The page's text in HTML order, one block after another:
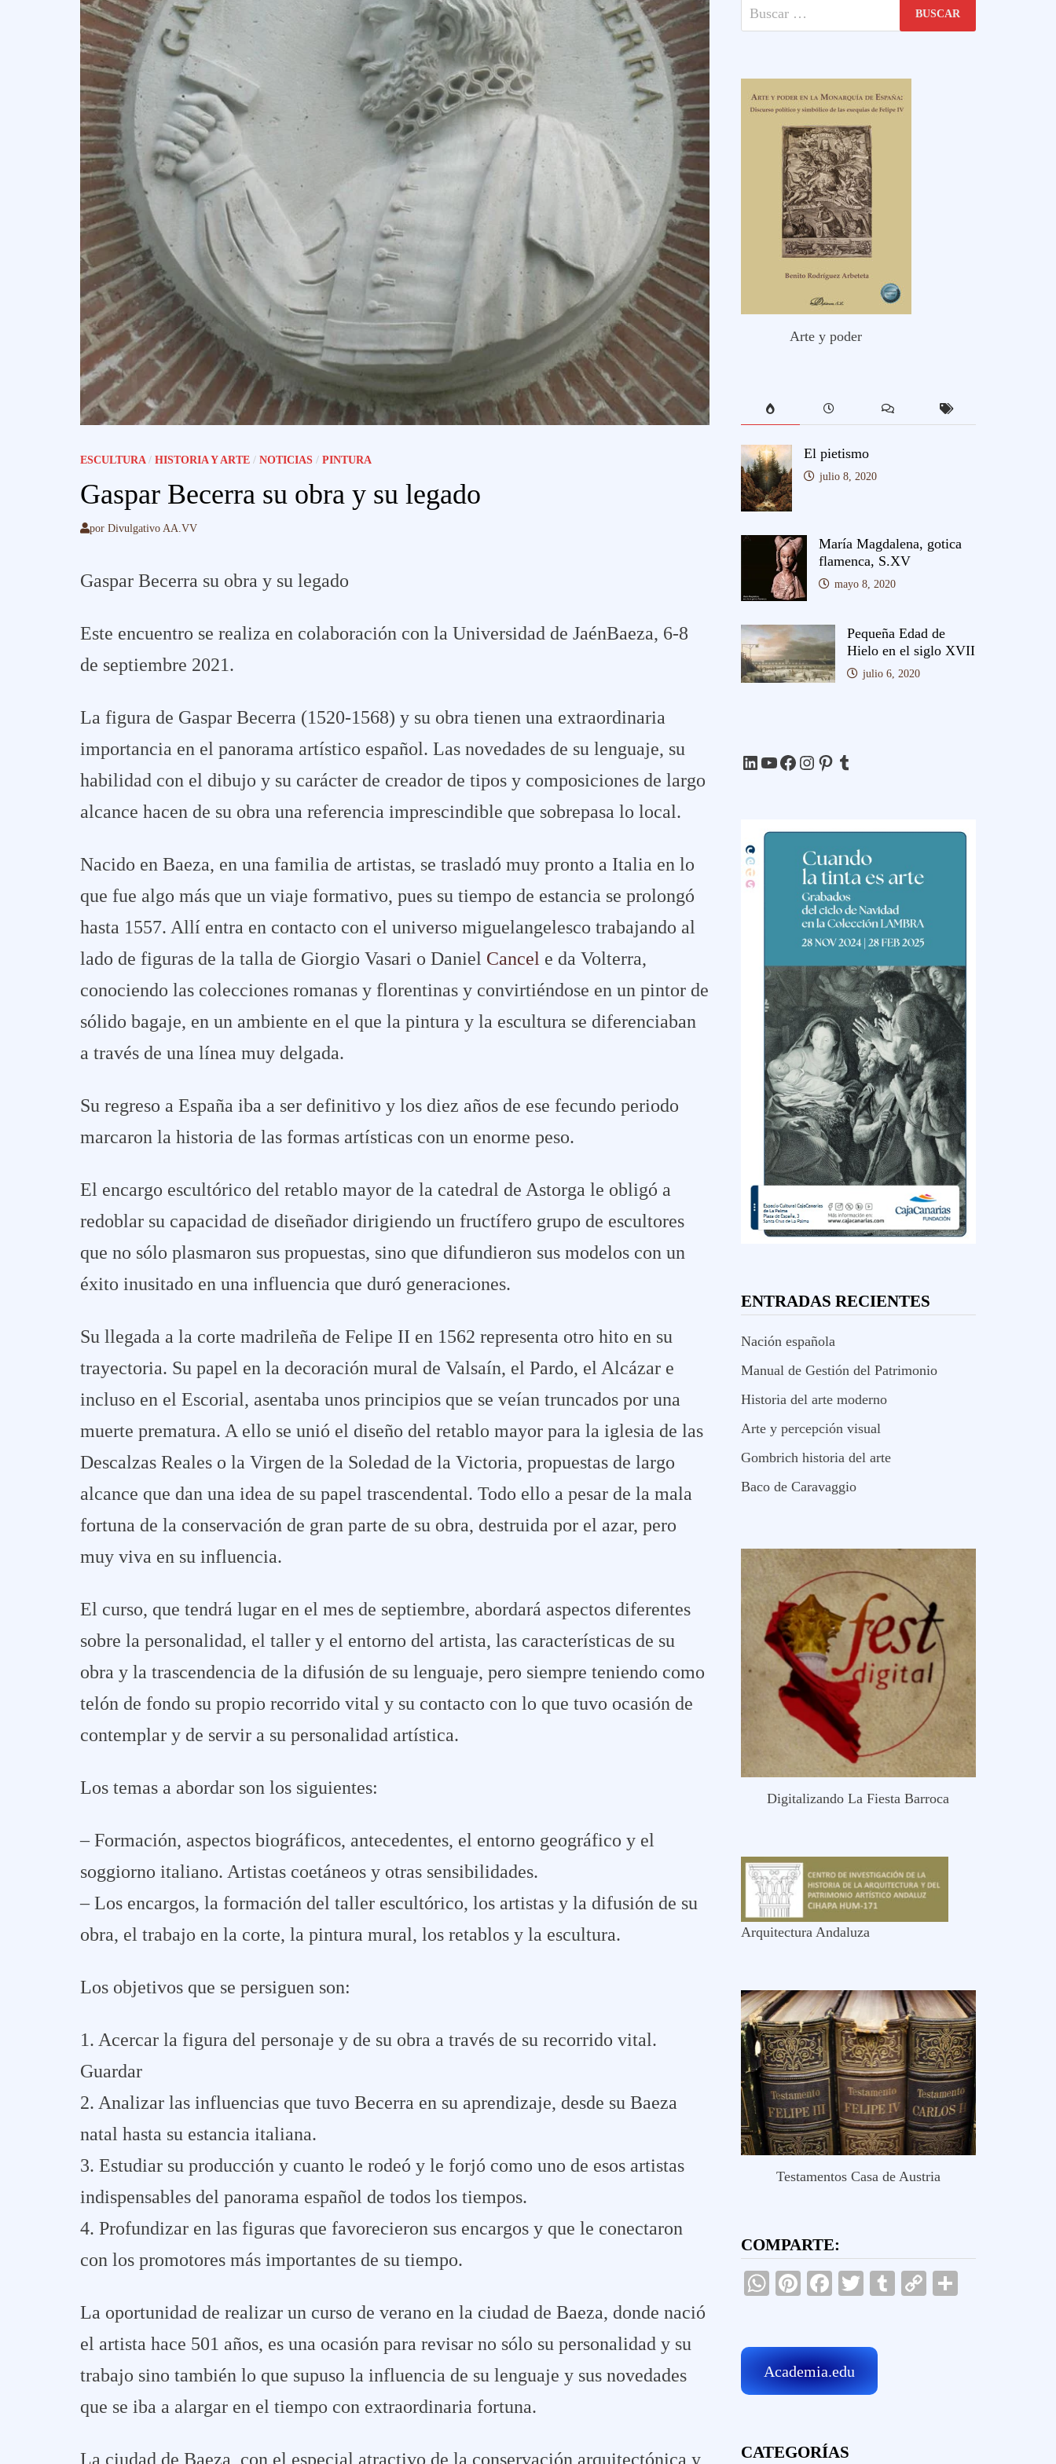
ESCULTURA / HISTORIA Y ARTE / NOTICIAS / PINTURA
Gaspar Becerra su obra y su legado
por Divulgativo AA.VV
Gaspar Becerra su obra y su legado
Este encuentro se realiza en colaboración con la Universidad de JaénBaeza, 6-8
de septiembre 2021.
La figura de Gaspar Becerra (1520-1568) y su obra tienen una extraordinaria
importancia en el panorama artístico español. Las novedades de su lenguaje, su
habilidad con el dibujo y su carácter de creador de tipos y composiciones de largo
alcance hacen de su obra una referencia imprescindible que sobrepasa lo local.
Nacido en Baeza, en una familia de artistas, se trasladó muy pronto a Italia en lo
que fue algo más que un viaje formativo, pues su tiempo de estancia se prolongó
hasta 1557. Allí entra en contacto con el universo miguelangelesco trabajando al
lado de figuras de la talla de Giorgio Vasari o Daniel Cancel e da Volterra,
conociendo las colecciones romanas y florentinas y convirtiéndose en un pintor de
sólido bagaje, en un ambiente en el que la pintura y la escultura se diferenciaban
a través de una línea muy delgada.
Su regreso a España iba a ser definitivo y los diez años de ese fecundo periodo
marcaron la historia de las formas artísticas con un enorme peso.
El encargo escultórico del retablo mayor de la catedral de Astorga le obligó a
redoblar su capacidad de diseñador dirigiendo un fructífero grupo de escultores
que no sólo plasmaron sus propuestas, sino que difundieron sus modelos con un
éxito inusitado en una influencia que duró generaciones.
Su llegada a la corte madrileña de Felipe II en 1562 representa otro hito en su
trayectoria. Su papel en la decoración mural de Valsaín, el Pardo, el Alcázar e
incluso en el Escorial, asentaba unos principios que se veían truncados por una
muerte prematura. A ello se unió el diseño del retablo mayor para la iglesia de las
Descalzas Reales o la Virgen de la Soledad de la Victoria, propuestas de largo
alcance que dan una idea de su papel trascendental. Todo ello a pesar de la mala
fortuna de la conservación de gran parte de su obra, destruida por el azar, pero
muy viva en su influencia.
El curso, que tendrá lugar en el mes de septiembre, abordará aspectos diferentes
sobre la personalidad, el taller y el entorno del artista, las características de su
obra y la trascendencia de la difusión de su lenguaje, pero siempre teniendo como
telón de fondo su propio recorrido vital y su contacto con lo que tuvo ocasión de
contemplar y de servir a su personalidad artística.
Los temas a abordar son los siguientes:
– Formación, aspectos biográficos, antecedentes, el entorno geográfico y el
soggiorno italiano. Artistas coetáneos y otras sensibilidades.
– Los encargos, la formación del taller escultórico, los artistas y la difusión de su
obra, el trabajo en la corte, la pintura mural, los retablos y la escultura.
Los objetivos que se persiguen son:
1. Acercar la figura del personaje y de su obra a través de su recorrido vital.
Guardar
2. Analizar las influencias que tuvo Becerra en su aprendizaje, desde su Baeza
natal hasta su estancia italiana.
3. Estudiar su producción y cuanto le rodeó y le forjó como uno de esos artistas
indispensables del panorama español de todos los tiempos.
4. Profundizar en las figuras que favorecieron sus encargos y que le conectaron
con los promotores más importantes de su tiempo.
La oportunidad de realizar un curso de verano en la ciudad de Baeza, donde nació
el artista hace 501 años, es una ocasión para revisar no sólo su personalidad y su
trabajo sino también lo que supuso la influencia de su lenguaje y sus novedades
que se iba a alargar en el tiempo con extraordinaria fortuna.
La ciudad de Baeza, con el especial atractivo de la conservación arquitectónica y
Buscar:
Arte y poder
El pietismo
julio 8, 2020
María Magdalena, gotica
flamenca, S.XV
mayo 8, 2020
Pequeña Edad de
Hielo en el siglo XVII
julio 6, 2020
LinkedIn
YouTube
Facebook
Instagram
Pinterest
Tumblr
ENTRADAS RECIENTES
Nación española
Manual de Gestión del Patrimonio
Historia del arte moderno
Arte y percepción visual
Gombrich historia del arte
Baco de Caravaggio
Digitalizando La Fiesta Barroca
Arquitectura Andaluza
Testamentos Casa de Austria
COMPARTE:
WhatsApp
Pinterest
Facebook
TwitterTumblr
Copy
Academia.edu
CATEGORÍAS